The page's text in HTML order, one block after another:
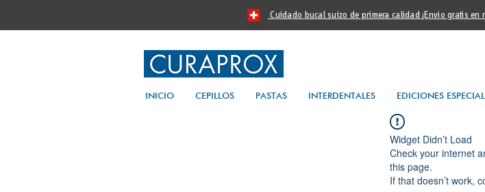
Cuidado bucal suizo de primera calidad ¡Envio gratis
INICIO CEPILLOS PASTAS INTERDENTALES EDICIONES
Widget Didn’t Load
Check your internet
this page.
If that doesn’t work,